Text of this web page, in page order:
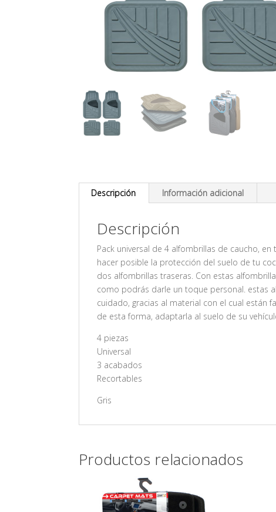
Descripción Información adicional
Descripción
Pack universal de 4 alfombrillas de caucho, en
hacer posible la protección del suelo de tu
dos alfombrillas traseras. Con estas
como podrás darle un toque personal. estas
cuidado, gracias al material con el cual están
de esta forma, adaptarla al suelo de su
4 piezas
Universal
3 acabados
Recortables
Gris
Productos relacionados